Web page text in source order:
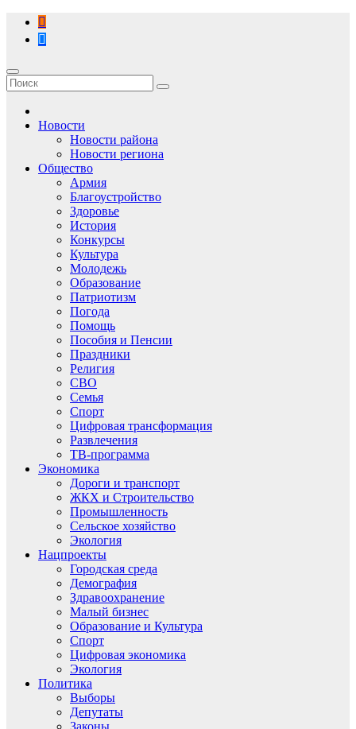
Перейти
содержимому
Новости
Новости района
Новости региона
Общество
Армия
Благоустройство
Здоровье
История
Конкурсы
Культура
Молодежь
Образование
Патриотизм
Погода
Помощь
Пособия и Пенсии
Праздники
Религия
СВО
Семья
Спорт
Цифровая трансформация
Развлечения
ТВ-программа
Экономика
Дороги и транспорт
ЖКХ и Строительство
Промышленность
Сельское хозяйство
Экология
Нацпроекты
Городская среда
Демография
Здравоохранение
Малый бизнес
Образование и Культура
Спорт
Цифровая экономика
Экология
Политика
Выборы
Депутаты
Законы